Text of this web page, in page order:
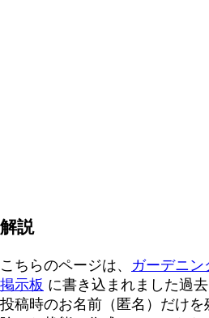
解説
こちらのページは、 ガーデニン
掲示板 に書き込まれました過
投稿時のお名前（匿名）だけを